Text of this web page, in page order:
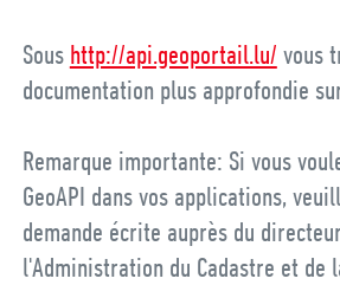
Sous http://api.geoportail.lu/ vous
documentation plus approfondie
Remarque importante: Si vous
GeoAPI dans vos applications,
demande écrite auprès du
l'Administration du Cadastre et de